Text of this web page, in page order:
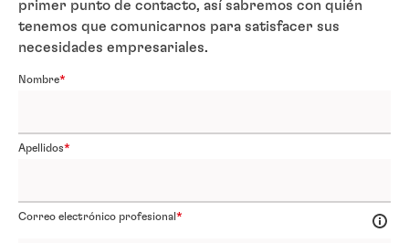
primer punto de contacto, así sabremos con quién
tenemos que comunicarnos para satisfacer sus
necesidades empresariales.
Nombre
Apellidos
Correo electrónico profesional